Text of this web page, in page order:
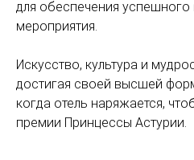
для обеспечения
мероприятия.
Искусство, культура и
достигая своей высшей
когда отель наряжается,
премии Принцессы Астурии.